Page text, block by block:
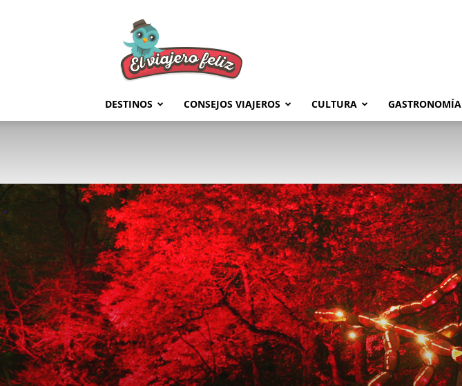
Feliz
DESTINOS CONSEJOS VIAJEROS CULTURA GASTRONOMÍA